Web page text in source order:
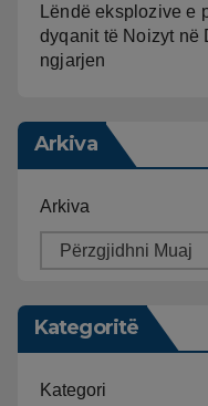
Lëndë eksplozive e
dyqanit të Noizyt në
ngjarjen
Arkiva
Arkiva
Kategoritë
Kategori